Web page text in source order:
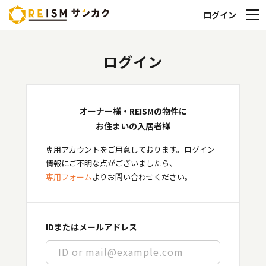
ログイン
ログイン
オーナー様・REISMの物件に
お住まいの入居者様
専用アカウントをご用意しております。ログイン
情報にご不明な点がございましたら、
専用フォームよりお問い合わせください。
IDまたはメールアドレス